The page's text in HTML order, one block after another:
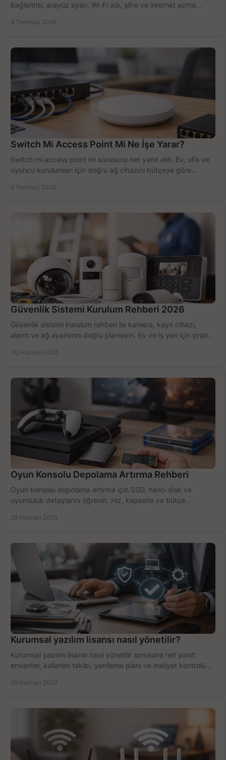
bağlantısı, arayüz ayarı, Wi-Fi adı, şifre ve internet açma
4 Temmuz 2026
Switch Mi Access Point Mi Ne İşe Yarar?
Switch mi access point mi sorusuna net yanıt alın. Ev, ofis ve
oyuncu kurulumları için doğru ağ cihazını bütçeye göre
2 Temmuz 2026
Güvenlik Sistemi Kurulum Rehberi 2026
Güvenlik sistemi kurulum rehberi ile kamera, kayıt cihazı,
alarm ve ağ ayarlarını doğru planlayın. Ev ve iş yeri için pratik
30 Haziran 2026
Oyun Konsolu Depolama Artırma Rehberi
Oyun konsolu depolama artırma için SSD, harici disk ve
uyumluluk detaylarını öğrenin. Hız, kapasite ve bütçe
28 Haziran 2026
Kurumsal yazılım lisansı nasıl yönetilir?
Kurumsal yazılım lisansı nasıl yönetilir sorusuna net yanıt:
envanter, kullanım takibi, yenileme planı ve maliyet kontrolü
26 Haziran 2026